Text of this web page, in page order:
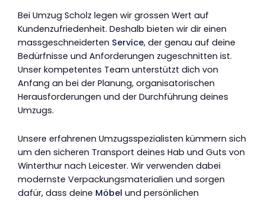
Bei Umzug Scholz legen wir grossen Wert auf
Kundenzufriedenheit. Deshalb bieten wir dir einen
massgeschneiderten Service, der genau auf deine
Bedürfnisse und Anforderungen zugeschnitten ist.
Unser kompetentes Team unterstützt dich von
Anfang an bei der Planung, organisatorischen
Herausforderungen und der Durchführung deines
Umzugs.
Unsere erfahrenen Umzugsspezialisten kümmern sich
um den sicheren Transport deines Hab und Guts von
Winterthur nach Leicester. Wir verwenden dabei
modernste Verpackungsmaterialien und sorgen
dafür, dass deine Möbel und persönlichen